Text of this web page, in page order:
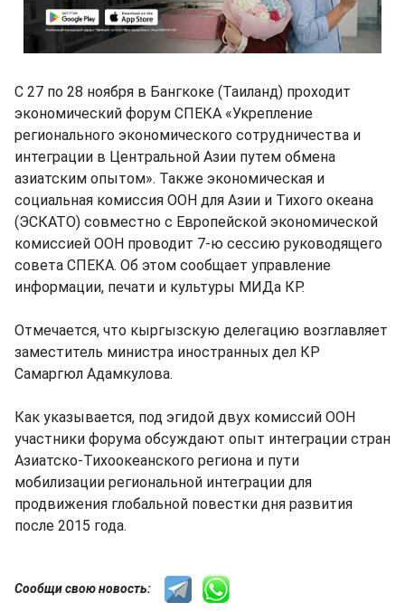
С 27 по 28 ноября в Бангкоке (Таиланд) проходит
экономический форум СПЕКА «Укрепление
регионального экономического сотрудничества и
интеграции в Центральной Азии путем обмена
азиатским опытом». Также экономическая и
социальная комиссия ООН для Азии и Тихого океана
(ЭСКАТО) совместно с Европейской экономической
комиссией ООН проводит 7-ю сессию руководящего
совета СПЕКА. Об этом сообщает управление
информации, печати и культуры МИДа КР.
Отмечается, что кыргызскую делегацию возглавляет
заместитель министра иностранных дел КР
Самаргюл Адамкулова.
Как указывается, под эгидой двух комиссий ООН
участники форума обсуждают опыт интеграции стран
Азиатско-Тихоокеанского региона и пути
мобилизации региональной интеграции для
продвижения глобальной повестки дня развития
после 2015 года.
Сообщи свою новость: